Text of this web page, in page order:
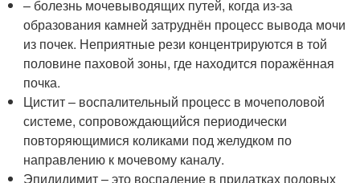
– болезнь мочевыводящих путей, когда из-за
образования камней затруднён процесс вывода мочи
из почек. Неприятные рези концентрируются в той
половине паховой зоны, где находится поражённая
почка.
Цистит – воспалительный процесс в мочеполовой
системе, сопровождающийся периодически
повторяющимися коликами под желудком по
направлению к мочевому каналу.
Эпидидимит – это воспаление в придатках половых